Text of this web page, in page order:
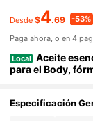
Desde $4.69 -53%
Paga ahora, o en 4
Local Aceite
para el Body,
tratamiento para
Especificación